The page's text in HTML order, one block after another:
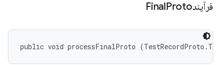
فرآیندFinalProto
public void processFinalProto